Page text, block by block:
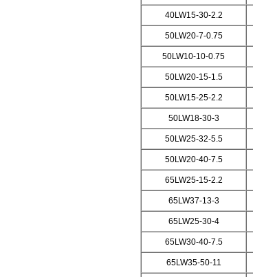
40LW15-30-2.2
50LW20-7-0.75
50LW10-10-0.75
50LW20-15-1.5
50LW15-25-2.2
50LW18-30-3
50LW25-32-5.5
50LW20-40-7.5
65LW25-15-2.2
65LW37-13-3
65LW25-30-4
65LW30-40-7.5
65LW35-50-11